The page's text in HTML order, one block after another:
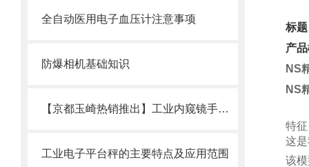
全自动医用电子血压计注意事项
防爆相机基础知识
【京都玉崎热销推出】工业内窥镜手持控制器V55N
工业电子平台秤的主要特点及应用范围
标
产
NS
NS
特征
这
该